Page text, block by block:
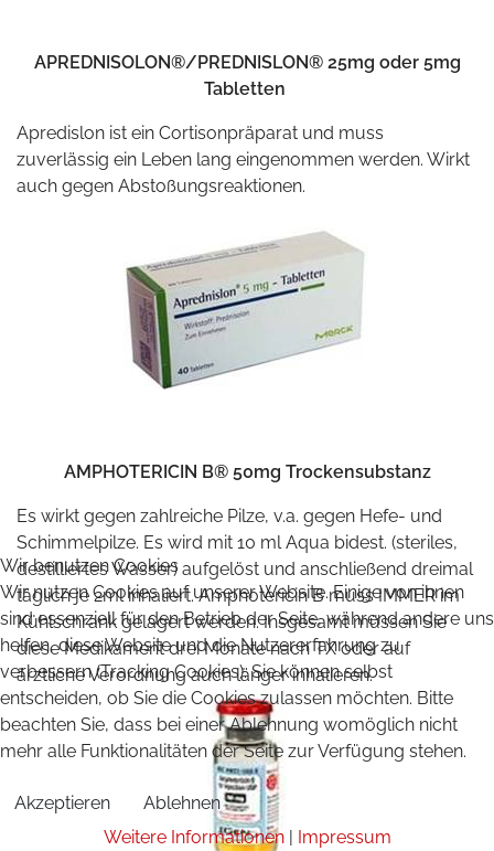
APREDNISOLON®/PREDNISLON® 25mg oder 5mg
Tabletten
Apredislon ist ein Cortisonpräparat und muss
zuverlässig ein Leben lang eingenommen werden. Wirkt
auch gegen Abstoßungsreaktionen.
AMPHOTERICIN B® 50mg Trockensubstanz
Es wirkt gegen zahlreiche Pilze, v.a. gegen Hefe- und
Schimmelpilze. Es wird mit 10 ml Aqua bidest. (steriles,
destilliertes Wasser) aufgelöst und anschließend dreimal
täglich je 2ml inhaliert. Amphotericin B muss IMMER im
Kühlschrank gelagert werden. Insgesamt müssen Sie
diese Medikament drei Monate nach TX oder auf
ärztliche Verordnung auch länger inhalieren.
Wir benutzen Cookies
Wir nutzen Cookies auf unserer Website. Einige von ihnen
sind essenziell für den Betrieb der Seite, während andere uns
helfen, diese Website und die Nutzererfahrung zu
verbessern (Tracking Cookies). Sie können selbst
entscheiden, ob Sie die Cookies zulassen möchten. Bitte
beachten Sie, dass bei einer Ablehnung womöglich nicht
mehr alle Funktionalitäten der Seite zur Verfügung stehen.
Akzeptieren
Ablehnen
Weitere Informationen| Impressum